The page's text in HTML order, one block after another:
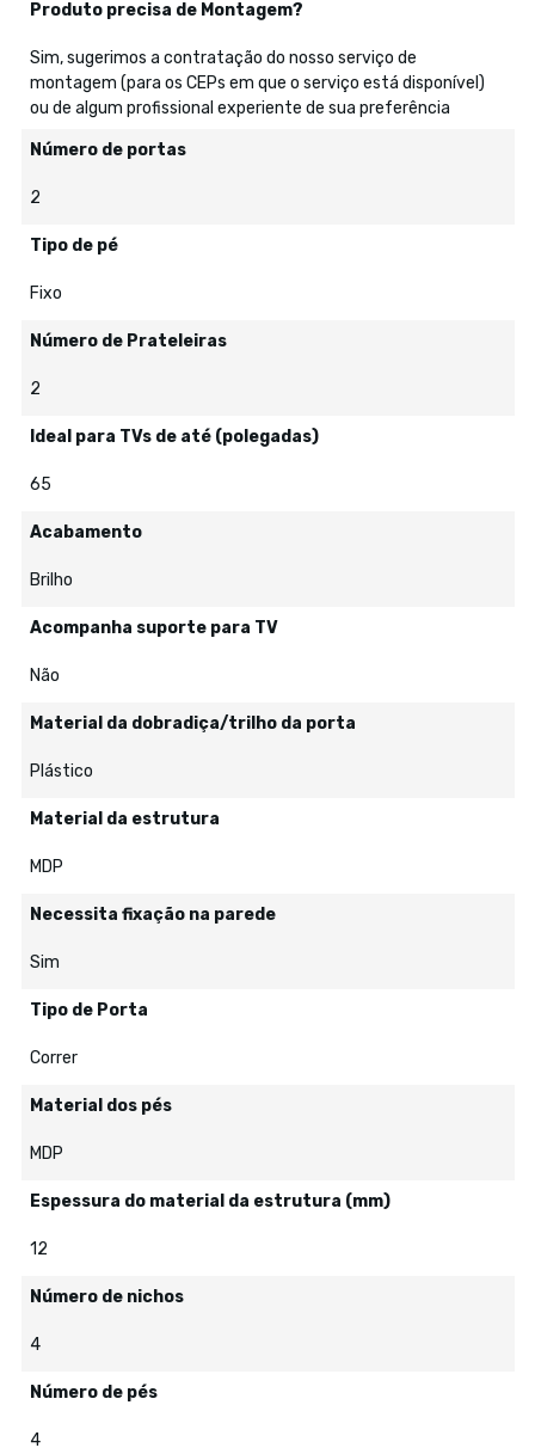
Produto precisa de Montagem?
Sim, sugerimos a contratação do nosso serviço de
montagem (para os CEPs em que o serviço está disponível)
ou de algum profissional experiente de sua preferência
Número de portas
2
Tipo de pé
Fixo
Número de Prateleiras
2
Ideal para TVs de até (polegadas)
65
Acabamento
Brilho
Acompanha suporte para TV
Não
Material da dobradiça/trilho da porta
Plástico
Material da estrutura
MDP
Necessita fixação na parede
Sim
Tipo de Porta
Correr
Material dos pés
MDP
Espessura do material da estrutura (mm)
12
Número de nichos
4
Número de pés
4